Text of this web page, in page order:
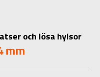
och lösa hylsor
mm